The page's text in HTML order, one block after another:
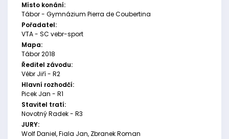
Místo konání:
Tábor - Gymnázium Pierra de Coubertina
Pořadatel:
VTA - SC vebr-sport
Mapa:
Tábor 2018
Ředitel závodu:
Vébr Jiří - R2
Hlavní rozhodčí:
Picek Jan - R1
Stavitel tratí:
Novotný Radek - R3
JURY:
Wolf Daniel, Fiala Jan, Zbranek Roman